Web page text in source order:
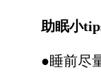
助眠小
●睡前尽